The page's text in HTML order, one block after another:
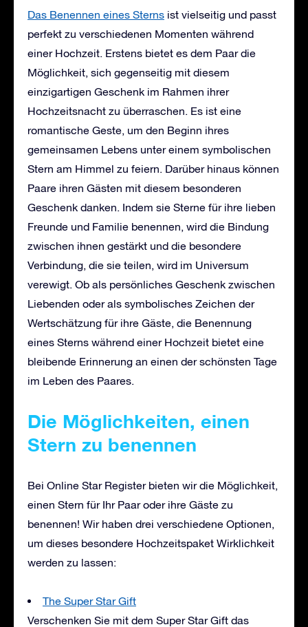
Das Benennen eines Sterns ist vielseitig und passt
perfekt zu verschiedenen Momenten während
einer Hochzeit. Erstens bietet es dem Paar die
Möglichkeit, sich gegenseitig mit diesem
einzigartigen Geschenk im Rahmen ihrer
Hochzeitsnacht zu überraschen. Es ist eine
romantische Geste, um den Beginn ihres
gemeinsamen Lebens unter einem symbolischen
Stern am Himmel zu feiern. Darüber hinaus können
Paare ihren Gästen mit diesem besonderen
Geschenk danken. Indem sie Sterne für ihre lieben
Freunde und Familie benennen, wird die Bindung
zwischen ihnen gestärkt und die besondere
Verbindung, die sie teilen, wird im Universum
verewigt. Ob als persönliches Geschenk zwischen
Liebenden oder als symbolisches Zeichen der
Wertschätzung für ihre Gäste, die Benennung
eines Sterns während einer Hochzeit bietet eine
bleibende Erinnerung an einen der schönsten Tage
im Leben des Paares.
Die Möglichkeiten, einen
Stern zu benennen
Bei Online Star Register bieten wir die Möglichkeit,
einen Stern für Ihr Paar oder ihre Gäste zu
benennen! Wir haben drei verschiedene Optionen,
um dieses besondere Hochzeitspaket Wirklichkeit
werden zu lassen:
The Super Star Gift
Verschenken Sie mit dem Super Star Gift das